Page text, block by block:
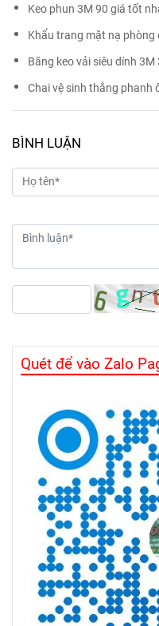
Keo phun 3M 90 giá tốt
Khẩu trang mặt nạ
Băng keo vải siêu dính 3M
Chai vệ sinh thắng phanh
BÌNH LUẬN
Quét để vào Zalo